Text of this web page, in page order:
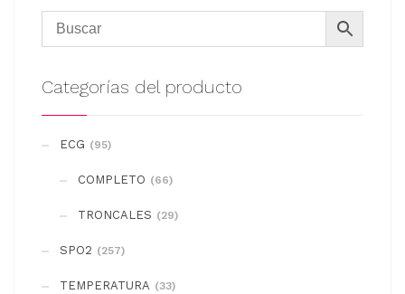
múltiples
Las
pueden
elegir
página
de
Categorías del producto
ECG (95)
COMPLETO (66)
TRONCALES (29)
SPO2 (257)
TEMPERATURA (33)